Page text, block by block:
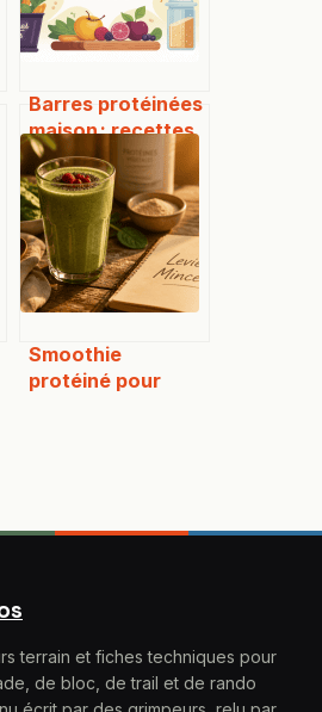
Barres protéinées
maison : recettes
faciles, saines et
vraiment
rassasiantes
Smoothie
protéiné pour
terrain et fiches techniques pour
de bloc, de trail et de rando